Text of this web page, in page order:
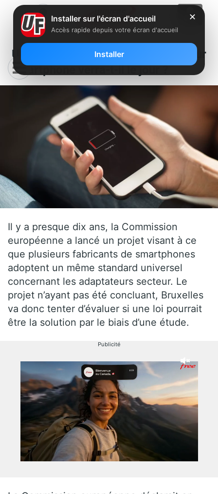
UE : un chargeur universel pour
smartphone verra-t-il le jour ?
Il y a presque dix ans, la Commission
européenne a lancé un projet visant à ce
que plusieurs fabricants de smartphones
adoptent un même standard universel
concernant les adaptateurs secteur. Le
projet n’ayant pas été concluant, Bruxelles
va donc tenter d’évaluer si une loi pourrait
être la solution par le biais d’une étude.
Publicité
✕
Installer sur l'écran d'accueil
Accès rapide depuis votre écran d'accueil
Installer